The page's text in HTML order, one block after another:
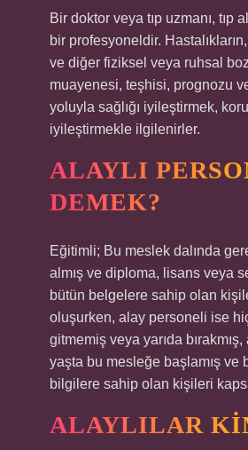
Bir doktor veya tıp uzmanı, tıp
bir profesyoneldir.
ve diğer fiziksel veya ruhsal
muayenesi, teşhisi, prognozu
yoluyla sağlığı iyileştirmek,
iyileştirmekle ilgilenirler.
ALAYLI
DEMEK?
Eğitimli; Bu meslek dalında
almış ve diploma, lisans veya
bütün belgelere sahip olan
oluşurken, alay personeli ise
gitmemiş veya yarıda
yaşta bu mesleğe başlamış ve
bilgilere sahip olan kişileri
ALAYLILAR